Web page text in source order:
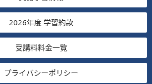
2026年度 学習約款
受講料料金一覧
プライバシーポリシー